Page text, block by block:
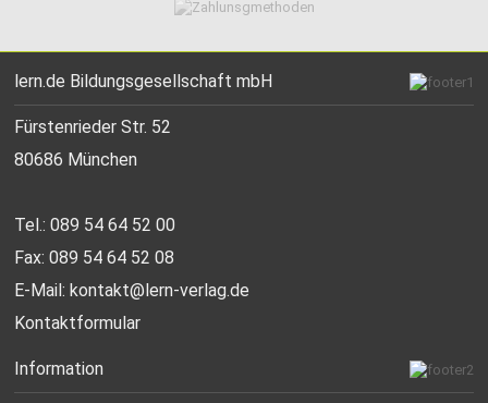
lern.de Bildungsgesellschaft mbH
Fürstenrieder Str. 52
80686 München
Tel.: 089 54 64 52 00
Fax: 089 54 64 52 08
E-Mail:kontakt@lern-verlag.de
Kontaktformular
Information